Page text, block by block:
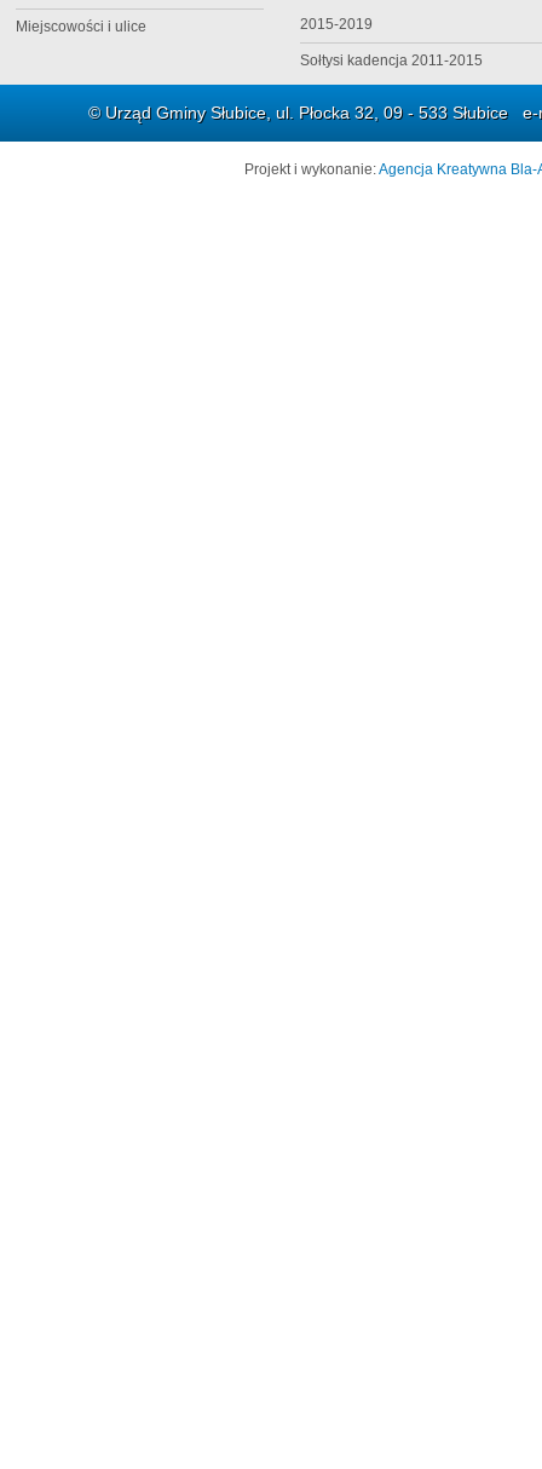
Miejscowości i ulice 2015-2019
Sołtysi kadencja 2011-2015
© Urząd Gminy Słubice, ul. Płocka 32, 09 - 533 Słubice
Projekt i wykonanie:Agencja Kreatywna Bla-